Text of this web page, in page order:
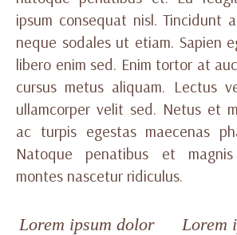
ipsum consequat nisl. Tincidunt
neque sodales ut etiam. Sapien
libero enim sed. Enim tortor at
cursus metus aliquam. Lectus
ullamcorper velit sed. Netus et
ac turpis egestas maecenas
Natoque penatibus et
montes nascetur ridiculus.
Lorem ipsum dolor
Lorem